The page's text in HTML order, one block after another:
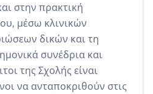
στην πρακτική
μέσω κλινικών
δικών και τη
συνέδρια και
της Σχολής είναι
να ανταποκριθούν στις